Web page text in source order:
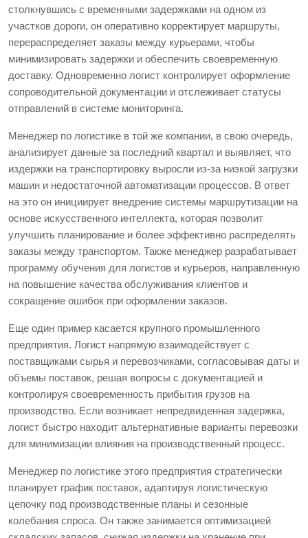
столкнувшись с временными задержками на одном из
участков дороги, он оперативно корректирует маршруты,
перераспределяет заказы между курьерами, чтобы
минимизировать задержки и обеспечить своевременную
доставку. Одновременно логист контролирует оформление
сопроводительной документации и отслеживает статусы
отправлений в системе мониторинга.
Менеджер по логистике в той же компании, в свою очередь,
анализирует данные за последний квартал и выявляет, что
издержки на транспортировку выросли из-за низкой загрузки
машин и недостаточной автоматизации процессов. В ответ
на это он инициирует внедрение системы маршрутизации на
основе искусственного интеллекта, которая позволит
улучшить планирование и более эффективно распределять
заказы между транспортом. Также менеджер разрабатывает
программу обучения для логистов и курьеров, направленную
на повышение качества обслуживания клиентов и
сокращение ошибок при оформлении заказов.
Еще один пример касается крупного промышленного
предприятия. Логист напрямую взаимодействует с
поставщиками сырья и перевозчиками, согласовывая даты и
объемы поставок, решая вопросы с документацией и
контролируя своевременность прибытия грузов на
производство. Если возникает непредвиденная задержка,
логист быстро находит альтернативные варианты перевозки
для минимизации влияния на производственный процесс.
Менеджер по логистике этого предприятия стратегически
планирует график поставок, адаптируя логистическую
цепочку под производственные планы и сезонные
колебания спроса. Он также занимается оптимизацией